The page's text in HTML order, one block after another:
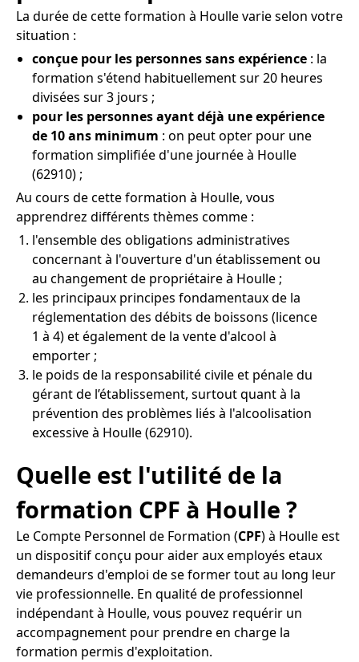
La durée de cette formation à Houlle varie selon votre
situation :
conçue pour les personnes sans expérience : la
formation s'étend habituellement sur 20 heures
divisées sur 3 jours ;
pour les personnes ayant déjà une expérience
de 10 ans minimum : on peut opter pour une
formation simplifiée d'une journée à Houlle
(62910) ;
Au cours de cette formation à Houlle, vous
apprendrez différents thèmes comme :
l'ensemble des obligations administratives
concernant à l'ouverture d'un établissement ou
au changement de propriétaire à Houlle ;
les principaux principes fondamentaux de la
réglementation des débits de boissons (licence
1 à 4) et également de la vente d'alcool à
emporter ;
le poids de la responsabilité civile et pénale du
gérant de l’établissement, surtout quant à la
prévention des problèmes liés à l'alcoolisation
excessive à Houlle (62910).
Quelle est l'utilité de la
formation CPF à Houlle ?
Le Compte Personnel de Formation (CPF) à Houlle est
un dispositif conçu pour aider aux employés etaux
demandeurs d'emploi de se former tout au long leur
vie professionnelle. En qualité de professionnel
indépendant à Houlle, vous pouvez requérir un
accompagnement pour prendre en charge la
formation permis d'exploitation.